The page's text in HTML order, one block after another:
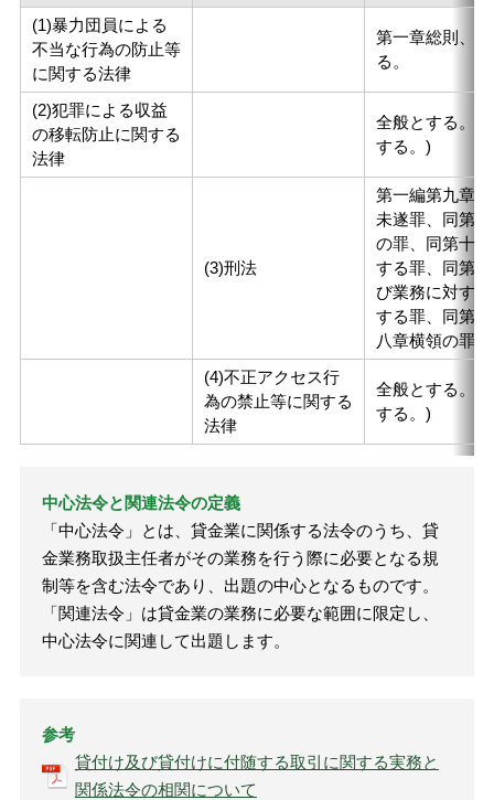
(1)暴力団員による
不当な行為の防止等
に関する法律
第一章総則、
る。
(2)犯罪による収益
の移転防止に関する
法律
全般とする。(
する。)
(3)刑法
第一編第九章
未遂罪、同第
の罪、同第十
する罪、同第
び業務に対す
する罪、同第
八章横領の罪
(4)不正アクセス行
為の禁止等に関する
法律
全般とする。(
する。)
中心法令と関連法令の定義
「中心法令」とは、貸金業に関係する法令のうち、貸
金業務取扱主任者がその業務を行う際に必要となる規
制等を含む法令であり、出題の中心となるものです。
「関連法令」は貸金業の業務に必要な範囲に限定し、
中心法令に関連して出題します。
参考
貸付け及び貸付けに付随する取引に関する実務と
関係法令の相関について